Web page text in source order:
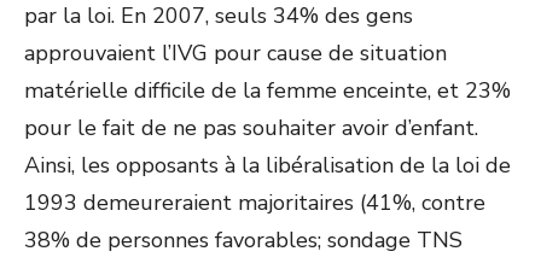
par la loi. En 2007, seuls 34% des gens
approuvaient l’IVG pour cause de situation
matérielle difficile de la femme enceinte, et 23%
pour le fait de ne pas souhaiter avoir d’enfant.
Ainsi, les opposants à la libéralisation de la loi de
1993 demeureraient majoritaires (41%, contre
38% de personnes favorables; sondage TNS